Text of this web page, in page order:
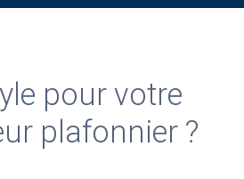
pour votre
plafonnier ?